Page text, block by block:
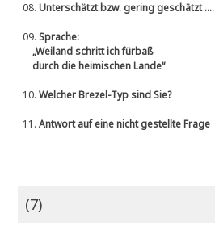
08.Unterschätzt bzw. gering geschätzt ....
09.Sprache:
„Weiland schritt ich fürbaß
durch die heimischen Lande“
10.Welcher Brezel-Typ sind Sie?
11.Antwort auf eine nicht gestellte Frage
(7)